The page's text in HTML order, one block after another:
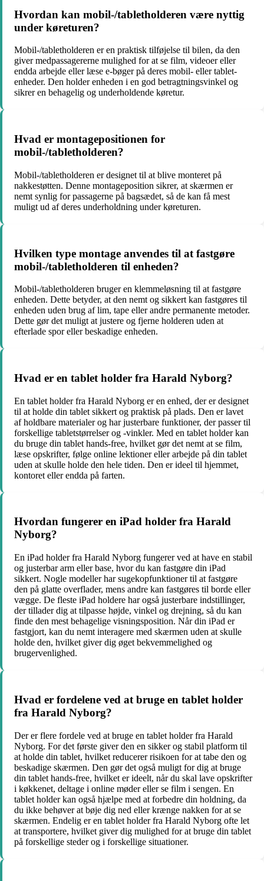
Hvordan kan mobil-/tabletholderen være nyttig
under køreturen?
Mobil-/tabletholderen er en praktisk tilføjelse til bilen, da den
giver medpassagererne mulighed for at se film, videoer eller
endda arbejde eller læse e-bøger på deres mobil- eller tablet-
enheder. Den holder enheden i en god betragtningsvinkel og
sikrer en behagelig og underholdende køretur.
Hvad er montagepositionen for
mobil-/tabletholderen?
Mobil-/tabletholderen er designet til at blive monteret på
nakkestøtten. Denne montageposition sikrer, at skærmen er
nemt synlig for passagerne på bagsædet, så de kan få mest
muligt ud af deres underholdning under køreturen.
Hvilken type montage anvendes til at fastgøre
mobil-/tabletholderen til enheden?
Mobil-/tabletholderen bruger en klemmeløsning til at fastgøre
enheden. Dette betyder, at den nemt og sikkert kan fastgøres til
enheden uden brug af lim, tape eller andre permanente metoder.
Dette gør det muligt at justere og fjerne holderen uden at
efterlade spor eller beskadige enheden.
Hvad er en tablet holder fra Harald Nyborg?
En tablet holder fra Harald Nyborg er en enhed, der er designet
til at holde din tablet sikkert og praktisk på plads. Den er lavet
af holdbare materialer og har justerbare funktioner, der passer til
forskellige tabletstørrelser og -vinkler. Med en tablet holder kan
du bruge din tablet hands-free, hvilket gør det nemt at se film,
læse opskrifter, følge online lektioner eller arbejde på din tablet
uden at skulle holde den hele tiden. Den er ideel til hjemmet,
kontoret eller endda på farten.
Hvordan fungerer en iPad holder fra Harald
Nyborg?
En iPad holder fra Harald Nyborg fungerer ved at have en stabil
og justerbar arm eller base, hvor du kan fastgøre din iPad
sikkert. Nogle modeller har sugekopfunktioner til at fastgøre
den på glatte overflader, mens andre kan fastgøres til borde eller
vægge. De fleste iPad holdere har også justerbare indstillinger,
der tillader dig at tilpasse højde, vinkel og drejning, så du kan
finde den mest behagelige visningsposition. Når din iPad er
fastgjort, kan du nemt interagere med skærmen uden at skulle
holde den, hvilket giver dig øget bekvemmelighed og
brugervenlighed.
Hvad er fordelene ved at bruge en tablet holder
fra Harald Nyborg?
Der er flere fordele ved at bruge en tablet holder fra Harald
Nyborg. For det første giver den en sikker og stabil platform til
at holde din tablet, hvilket reducerer risikoen for at tabe den og
beskadige skærmen. Den gør det også muligt for dig at bruge
din tablet hands-free, hvilket er ideelt, når du skal lave opskrifter
i køkkenet, deltage i online møder eller se film i sengen. En
tablet holder kan også hjælpe med at forbedre din holdning, da
du ikke behøver at bøje dig ned eller krænge nakken for at se
skærmen. Endelig er en tablet holder fra Harald Nyborg ofte let
at transportere, hvilket giver dig mulighed for at bruge din tablet
på forskellige steder og i forskellige situationer.